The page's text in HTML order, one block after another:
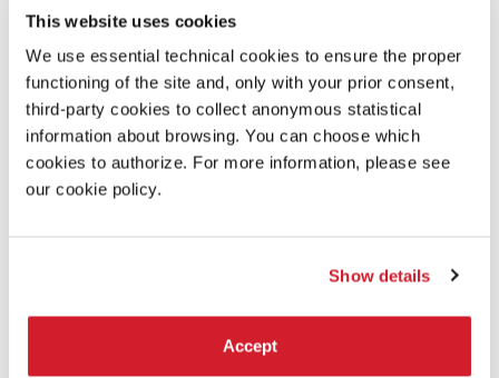
This website uses cookies
We use essential technical cookies to ensure the proper
functioning of the site and, only with your prior consent,
third-party cookies to collect anonymous statistical
information about browsing. You can choose which
cookies to authorize. For more information, please see
our cookie policy.
Show details
Accept
COMMENTO DELLA REGISTA
IIIè un’ode alla fratellanza e all’infanzia nella natura. Il film
trae ispirazione dal mio tentativo di comprendere come
potessi allo stesso tempo amare e odiare così visceralmente
i miei fratelli. Esplora uno di quei momenti in cui il desiderio
di uno contraddice direttamente quello di un altro, e la
5405 rue Saint-Denis
H2J 4B7 – Montreal, Canada